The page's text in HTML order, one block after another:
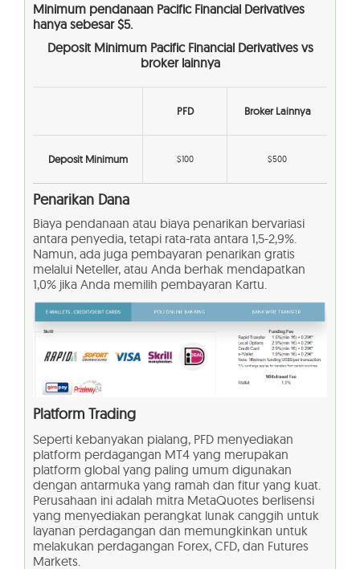
Minimum pendanaan Pacific Financial Derivatives
hanya sebesar $5.
Deposit Minimum Pacific Financial Derivatives vs
broker lainnya
PFD Broker Lainnya
Deposit Minimum $100 $500
Penarikan Dana
Biaya pendanaan atau biaya penarikan bervariasi
antara penyedia, tetapi rata-rata antara 1,5-2,9%.
Namun, ada juga pembayaran penarikan gratis
melalui Neteller, atau Anda berhak mendapatkan
1,0% jika Anda memilih pembayaran Kartu.
Platform Trading
Seperti kebanyakan pialang, PFD menyediakan
platform perdagangan MT4 yang merupakan
platform global yang paling umum digunakan
dengan antarmuka yang ramah dan fitur yang kuat.
Perusahaan ini adalah mitra MetaQuotes berlisensi
yang menyediakan perangkat lunak canggih untuk
layanan perdagangan dan memungkinkan untuk
melakukan perdagangan Forex, CFD, dan Futures
Markets.